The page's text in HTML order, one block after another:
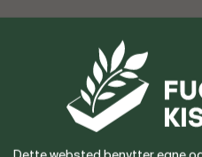
Vil du gerne
eller har